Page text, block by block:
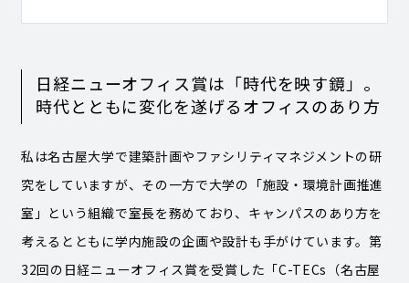
日経ニューオフィス賞は「時代を映す鏡」。
時代とともに変化を遂げるオフィスのあり方
私は名古屋大学で建築計画やファシリティマネジメントの研
究をしていますが、その一方で大学の「施設・環境計画推進
室」という組織で室長を務めており、キャンパスのあり方を
考えるとともに学内施設の企画や設計も手がけています。第
32回の日経ニューオフィス賞を受賞した「C-TECs（名古屋